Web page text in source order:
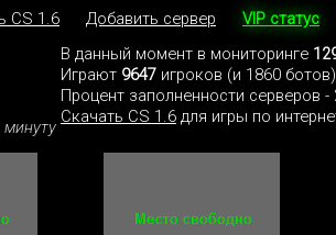
CS 1.6 Добавить сервер VIP статус
В данный момент в мониторинге
Играют 9647 игроков (и 1860
Процент заполненности серверов -
Скачать CS 1.6 для игры по